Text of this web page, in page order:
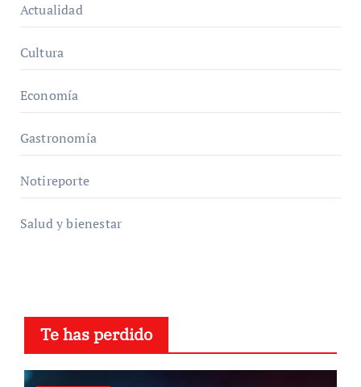
Actualidad
Cultura
Economía
Gastronomía
Notireporte
Salud y bienestar
Te has perdido